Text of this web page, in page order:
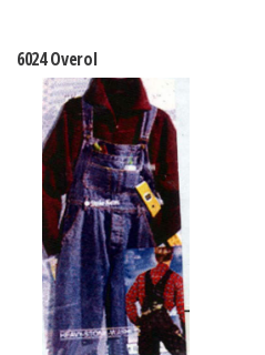
6024 Overol